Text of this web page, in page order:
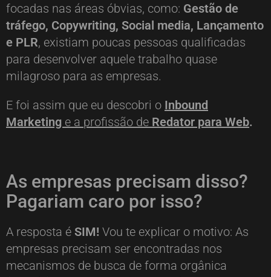
focadas nas áreas óbvias, como: Gestão de
tráfego, Copywriting, Social media, Lançamento
e PLR, existiam poucas pessoas qualificadas
para desenvolver aquele trabalho quase
milagroso para as empresas.
E foi assim que eu descobri o Inbound
Marketing e a profissão de Redator para Web.
As empresas precisam disso?
Pagariam caro por isso?
A resposta é SIM! Vou te explicar o motivo: As
empresas precisam ser encontradas nos
mecanismos de busca de forma orgânica